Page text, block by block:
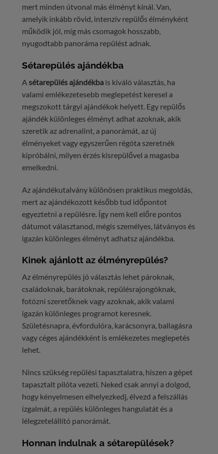
mert minden útvonal más élményt kínál. Van,
amelyik inkább rövid, intenzív repülős élményként
működik jól, míg más csomagok hosszabb,
nyugodtabb panoráma repülést adnak.
Sétarepülés ajándékba
A sétarepülés ajándékba is kiváló választás, ha
valami emlékezetesebb meglepetést keresel a
megszokott tárgyi ajándékok helyett. Egy repülős
ajándék különleges élményt adhat azoknak, akik
szeretik az adrenalint, a panorámát, az új
élményeket vagy egyszerűen régóta szeretnék
kipróbálni, milyen érzés kisrepülővel a magasba
emelkedni.
Az ajándékutalvány különösen praktikus megoldás,
mert az ajándékozott később tud időpontot
egyeztetni a repülésre. Így nem kell előre pontos
dátumot választanod, mégis személyes, látványos és
igazán különleges élményt adhatsz ajándékba.
Kinek ajánlott az élményrepülés?
Az élményrepülés jó választás lehet pároknak,
családoknak, barátoknak, repülésrajongóknak,
fotózni szeretőknek vagy azoknak, akik valami
igazán különleges programot keresnek.
Születésnapra, évfordulóra, karácsonyra, ballagásra
vagy céges ajándékként is emlékezetes meglepetés
lehet.
Nincs szükség repülési tapasztalatra, hiszen a gépet
tapasztalt pilóta vezeti. Neked csak annyi a dolgod,
hogy kényelmesen elhelyezkedj, élvezd a felszállás
izgalmát, a repülés különleges hangulatát és a
lélegzetelállító panorámát.
Honnan indulnak a sétarepülések?